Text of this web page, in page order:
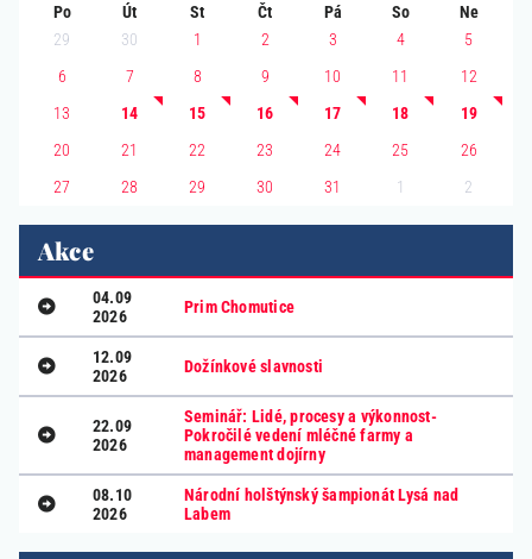
Po Út St Čt Pá So
Ne
29
30 1 2 3 4
5
6
7 8 9 10 11
12
13
14 15 16 17 18
19
20
21 22 23 24 25
26
27
28 29 30 31 1 2
Akce
04.09
2026
Prim Chomutice
12.09
2026
Dožínkové slavnosti
22.09
2026
Seminář: Lidé, procesy a výkonnost-
Pokročilé vedení mléčné farmy a
management dojírny
08.10
2026
Národní holštýnský šampionát Lysá nad
Labem